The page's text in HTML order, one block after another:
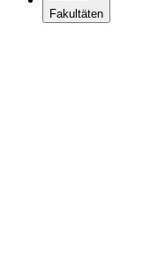
Fakultäten